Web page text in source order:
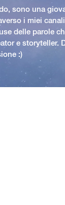
sono una
i miei
delle parole
e storyteller.
:)